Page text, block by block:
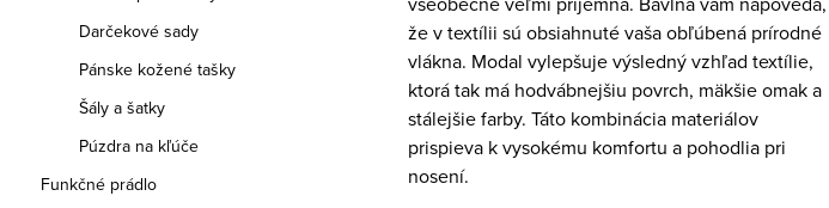
Darčekové sady
Pánske kožené tašky
Šály a šatky
Púzdra na kľúče
Funkčné prádlo
že v textílii sú obsiahnuté vaša obľúbená prírodné
vlákna. Modal vylepšuje výsledný vzhľad textílie,
ktorá tak má hodvábnejšiu povrch, mäkšie omak a
stálejšie farby. Táto kombinácia materiálov
prispieva k vysokému komfortu a pohodlia pri
nosení.